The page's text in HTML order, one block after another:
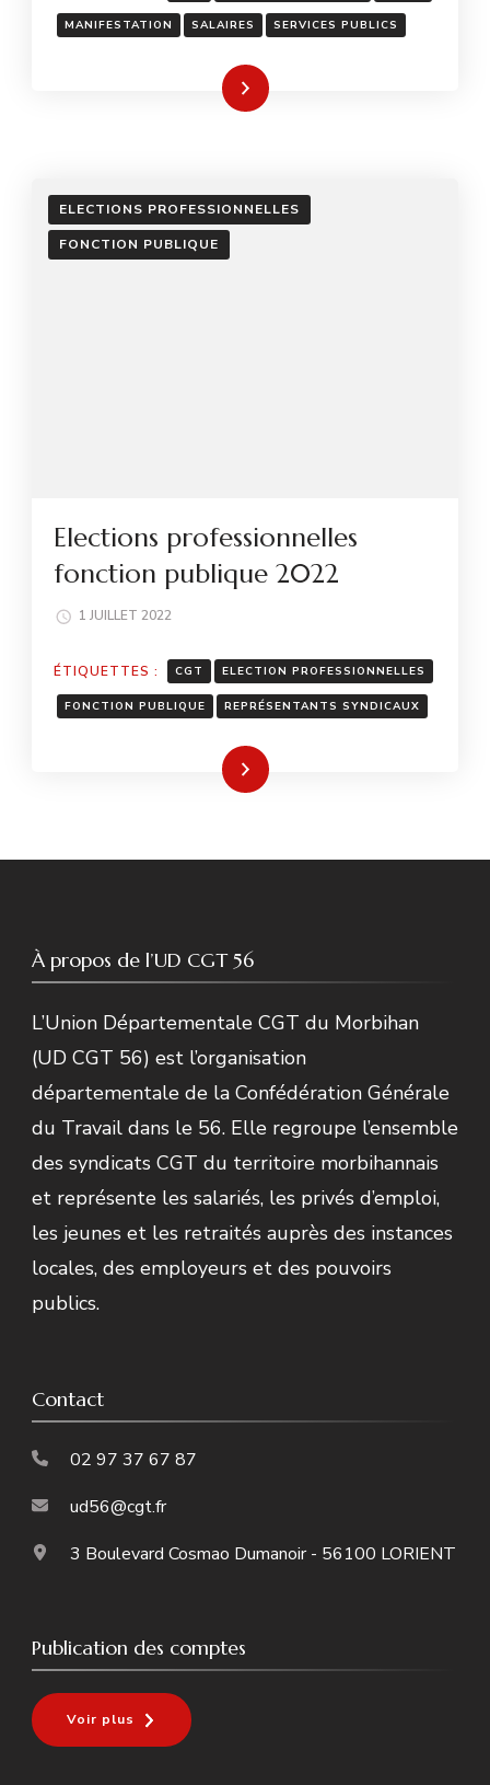
MANIFESTATION SALAIRES SERVICES PUBLICS
Lire la suite
ELECTIONS PROFESSIONNELLES
FONCTION PUBLIQUE
Elections professionnelles
fonction publique 2022
1 JUILLET 2022
ÉTIQUETTES : CGT ELECTION PROFESSIONNELLES
FONCTION PUBLIQUE REPRÉSENTANTS SYNDICAUX
Lire la suite
À propos de l’UD CGT 56
L’Union Départementale CGT du Morbihan
(UD CGT 56) est l’organisation
départementale de la Confédération Générale
du Travail dans le 56. Elle regroupe l’ensemble
des syndicats CGT du territoire morbihannais
et représente les salariés, les privés d’emploi,
les jeunes et les retraités auprès des instances
locales, des employeurs et des pouvoirs
publics.
Contact
02 97 37 67 87
ud56@cgt.fr
3 Boulevard Cosmao Dumanoir - 56100 LORIENT
Publication des comptes
Voir plus